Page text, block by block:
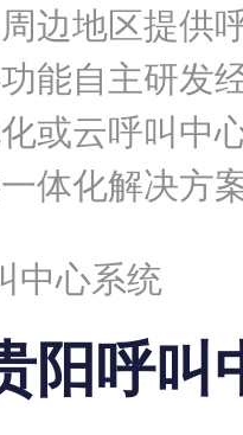
边地区提供
能自主研发
或云呼叫中
体化解决方
阳呼叫